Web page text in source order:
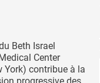
Beth Israel
Center
York) contribue à la